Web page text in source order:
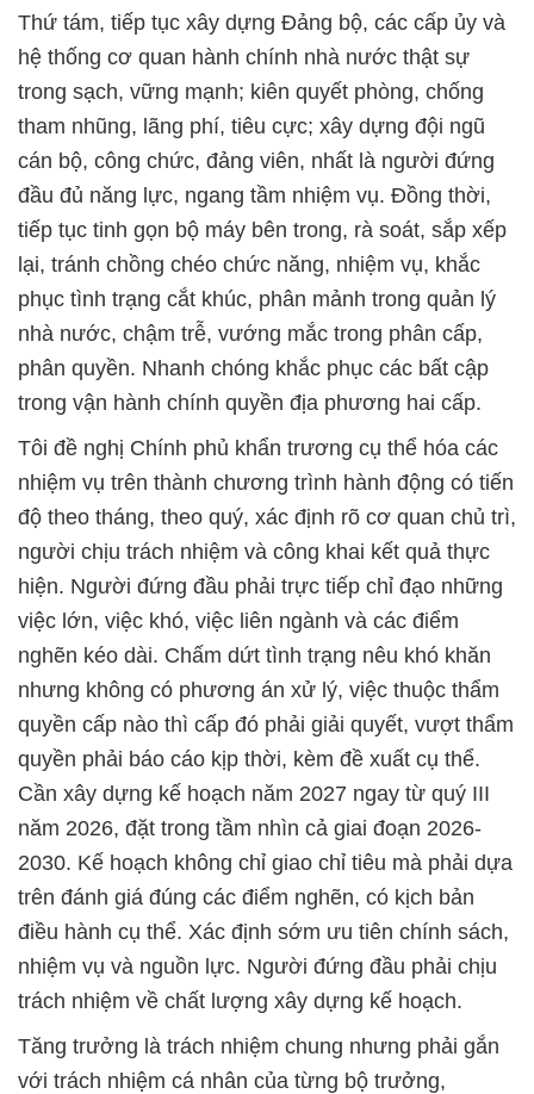
Thứ tám, tiếp tục xây dựng Đảng bộ, các cấp ủy và
hệ thống cơ quan hành chính nhà nước thật sự
trong sạch, vững mạnh; kiên quyết phòng, chống
tham nhũng, lãng phí, tiêu cực; xây dựng đội ngũ
cán bộ, công chức, đảng viên, nhất là người đứng
đầu đủ năng lực, ngang tầm nhiệm vụ. Đồng thời,
tiếp tục tinh gọn bộ máy bên trong, rà soát, sắp xếp
lại, tránh chồng chéo chức năng, nhiệm vụ, khắc
phục tình trạng cắt khúc, phân mảnh trong quản lý
nhà nước, chậm trễ, vướng mắc trong phân cấp,
phân quyền. Nhanh chóng khắc phục các bất cập
trong vận hành chính quyền địa phương hai cấp.
Tôi đề nghị Chính phủ khẩn trương cụ thể hóa các
nhiệm vụ trên thành chương trình hành động có tiến
độ theo tháng, theo quý, xác định rõ cơ quan chủ trì,
người chịu trách nhiệm và công khai kết quả thực
hiện. Người đứng đầu phải trực tiếp chỉ đạo những
việc lớn, việc khó, việc liên ngành và các điểm
nghẽn kéo dài. Chấm dứt tình trạng nêu khó khăn
nhưng không có phương án xử lý, việc thuộc thẩm
quyền cấp nào thì cấp đó phải giải quyết, vượt thẩm
quyền phải báo cáo kịp thời, kèm đề xuất cụ thể.
Cần xây dựng kế hoạch năm 2027 ngay từ quý III
năm 2026, đặt trong tầm nhìn cả giai đoạn 2026-
2030. Kế hoạch không chỉ giao chỉ tiêu mà phải dựa
trên đánh giá đúng các điểm nghẽn, có kịch bản
điều hành cụ thể. Xác định sớm ưu tiên chính sách,
nhiệm vụ và nguồn lực. Người đứng đầu phải chịu
trách nhiệm về chất lượng xây dựng kế hoạch.
Tăng trưởng là trách nhiệm chung nhưng phải gắn
với trách nhiệm cá nhân của từng bộ trưởng,